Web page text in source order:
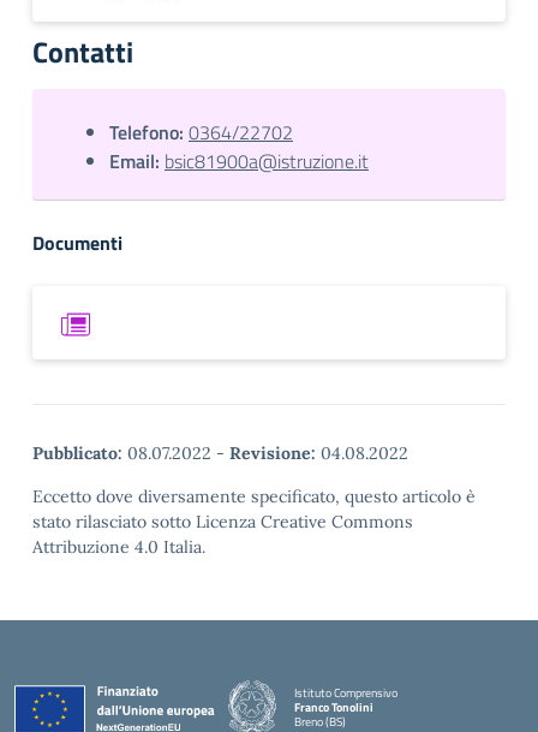
Contatti
Telefono: 0364/22702
Email: bsic81900a@istruzione.it
Documenti
Pubblicato: 08.07.2022 - Revisione: 04.08.2022
Eccetto dove diversamente specificato, questo articolo è
stato rilasciato sotto Licenza Creative Commons
Attribuzione 4.0 Italia.
Istituto Comprensivo
Franco Tonolini
Breno (BS)